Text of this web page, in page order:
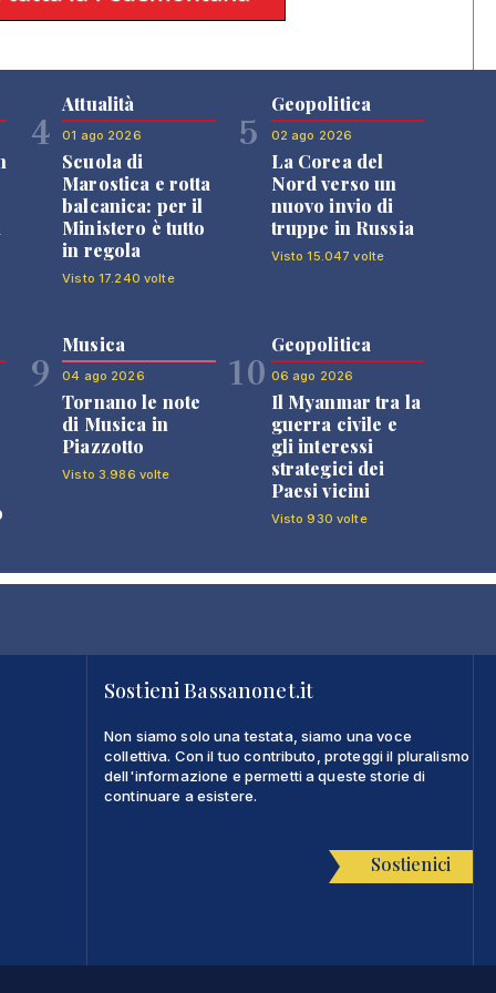
4
Attualità
01 ago 2026
Scuola di
Marostica e rotta
balcanica: per il
Ministero è tutto
in regola
Visto 17.240 volte
5
Geopolitica
02 ago 2026
La Corea del
Nord verso un
nuovo invio di
truppe in Russia
Visto 15.047 volte
9
Musica
04 ago 2026
Tornano le note
di Musica in
Piazzotto
Visto 3.986 volte
10
Geopolitica
06 ago 2026
Il Myanmar tra la
guerra civile e
gli interessi
strategici dei
Paesi vicini
Visto 930 volte
Sostieni Bassanonet.it
Non siamo solo una testata, siamo una voce
collettiva. Con il tuo contributo, proteggi il pluralismo
dell'informazione e permetti a queste storie di
continuare a esistere.
Sostienici